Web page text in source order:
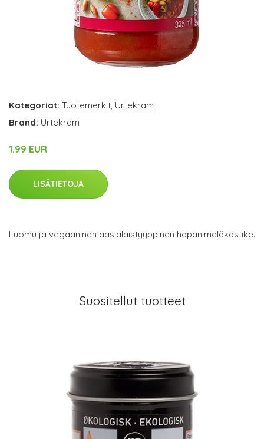
Kategoriat: Tuotemerkit, Urtekram
Brand: Urtekram
1.99 EUR
LISÄTIETOJA
Luomu ja vegaaninen aasialaistyyppinen hapanimeläkastike.
Suositellut tuotteet